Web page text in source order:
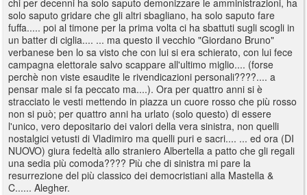
solo saputo gridare che gli altri sbagliano, ha solo saputo fare
fuffa..... poi al timone per la prima volta ci ha sbattuti sugli scogli in
un batter di ciglia.... ... ma questo il vecchio "Giordano Bruno"
verbanese ben lo sa visto che con lui si era schierato, con lui fece
campagna elettorale salvo scappare all'ultimo miglio.... (forse
perchè non viste esaudite le rivendicazioni personali????.... a
pensar male si fa peccato ma....). Ora per quattro anni si è
stracciato le vesti mettendo in piazza un cuore rosso che più rosso
non si può; per quattro anni ha urlato (solo questo) di essere
l'unico, vero depositario dei valori della vera sinistra, non quelli
nostalgici vetusti di Vladimiro ma quelli puri e sacri.... ... ed ora (DI
NUOVO) giura fedeltà allo straniero Albertella a patto che gli regali
una sedia più comoda???? Più che di sinistra mi pare la
resurrezione del più classico dei democristiani alla Mastella &
C...... Alegher.